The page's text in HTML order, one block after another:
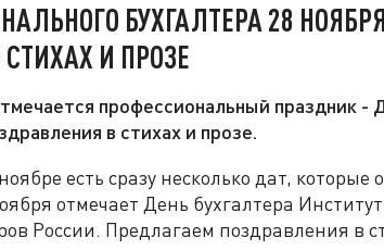
БУХГАЛТЕРА 28
И ПРОЗЕ
профессиональный праздник -
в стихах и прозе.
есть сразу несколько дат,
отмечает День бухгалтера
России. Предлагаем поздравления в